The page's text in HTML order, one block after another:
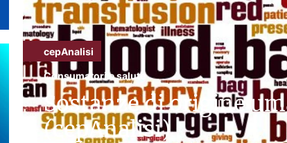
cepAnalisi
Consumatori e salute
Sostanze di origine
(cepAnalisi)